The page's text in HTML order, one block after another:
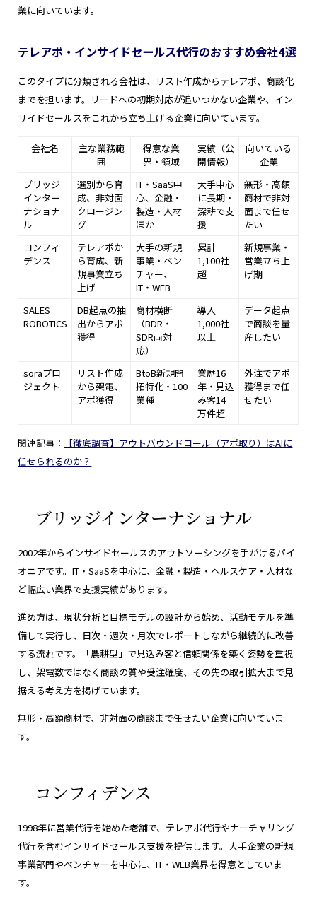
業に向いています。
テレアポ・インサイドセールス代行のおすすめ会社4選
このタイプに分類される会社は、リスト作成からテレアポ、商談化
までを担います。リードへの初期対応が追いつかない企業や、イン
サイドセールスをこれから立ち上げる企業に向いています。
会社名
主な業務範
囲
得意な業
界・領域
実績（公
開情報）
向いている
企業
ブリッジ
インター
ナショナ
ル
選別から育
成、非対面
クロージン
グ
IT・SaaS中
心、金融・
製造・人材
ほか
大手中心
に長期・
深耕で支
援
無形・高額
商材で非対
面まで任せ
たい
コンフィ
デンス
テレアポか
ら育成、新
規事業立ち
上げ
大手の新規
事業・ベン
チャー、
IT・WEB
累計
1,100社
超
新規事業・
営業立ち上
げ期
SALES
ROBOTICS
DB起点の抽
出からアポ
獲得
商材横断
（BDR・
SDR両対
応）
導入
1,000社
以上
データ起点
で商談を量
産したい
soraプロ
ジェクト
リスト作成
から架電、
アポ獲得
BtoB新規開
拓特化・100
業種
業歴16
年・見込
み客14
万件超
外注でアポ
獲得まで任
せたい
関連記事：
【徹底調査】アウトバウンドコール（アポ取り）はAIに
任せられるのか？
ブリッジインターナショナル
2002年からインサイドセールスのアウトソーシングを手がけるパイ
オニアです。IT・SaaSを中心に、金融・製造・ヘルスケア・人材な
ど幅広い業界で支援実績があります。
進め方は、現状分析と目標モデルの設計から始め、活動モデルを準
備して実行し、日次・週次・月次でレポートしながら継続的に改善
する流れです。「農耕型」で見込み客と信頼関係を築く姿勢を重視
し、架電数ではなく商談の質や受注確度、その先の取引拡大まで見
据える考え方を掲げています。
無形・高額商材で、非対面の商談まで任せたい企業に向いていま
す。
コンフィデンス
1998年に営業代行を始めた老舗で、テレアポ代行やナーチャリング
代行を含むインサイドセールス支援を提供します。大手企業の新規
事業部門やベンチャーを中心に、IT・WEB業界を得意としていま
す。